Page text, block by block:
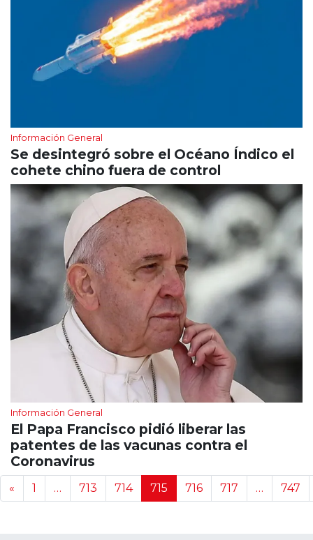
Información General
Se desintegró sobre el Océano Índico el
cohete chino fuera de control
Información General
El Papa Francisco pidió liberar las
patentes de las vacunas contra el
Coronavirus
Navegación de noticias
« 1 … 713 714 715 716 717 … 747